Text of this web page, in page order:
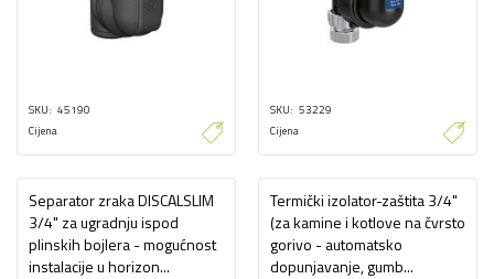
SKU 45190
Cijena
SKU 53229
Cijena
Separator zraka DISCALSLIM
3/4" za ugradnju ispod
plinskih bojlera - mogućnost
instalacije u horizon...
Termički izolator-zaštita 3/4"
(za kamine i kotlove na čvrsto
gorivo - automatsko
dopunjavanje, gumb...